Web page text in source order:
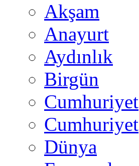
Akşam
Anayurt
Aydınlık
Birgün
Cumhuriyet
Cumhuriyet
Dünya